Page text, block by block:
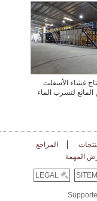
غشاء الأسفلت
لتسرب الماء
المراجع
المهمة
LEGAL